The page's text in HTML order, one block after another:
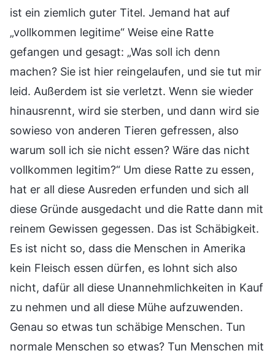
ist ein ziemlich guter Titel. Jemand hat auf
„vollkommen legitime“ Weise eine Ratte
gefangen und gesagt: „Was soll ich denn
machen? Sie ist hier reingelaufen, und sie tut mir
leid. Außerdem ist sie verletzt. Wenn sie wieder
hinausrennt, wird sie sterben, und dann wird sie
sowieso von anderen Tieren gefressen, also
warum soll ich sie nicht essen? Wäre das nicht
vollkommen legitim?“ Um diese Ratte zu essen,
hat er all diese Ausreden erfunden und sich all
diese Gründe ausgedacht und die Ratte dann mit
reinem Gewissen gegessen. Das ist Schäbigkeit.
Es ist nicht so, dass die Menschen in Amerika
kein Fleisch essen dürfen, es lohnt sich also
nicht, dafür all diese Unannehmlichkeiten in Kauf
zu nehmen und all diese Mühe aufzuwenden.
Genau so etwas tun schäbige Menschen. Tun
normale Menschen so etwas? Tun Menschen mit